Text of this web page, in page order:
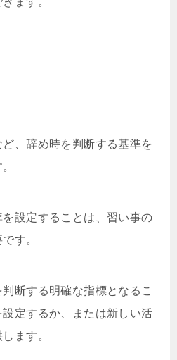
、辞め時を判断する基準を
設定することは、習い事の
す。
断する明確な指標となるこ
定するか、または新しい活
ます。